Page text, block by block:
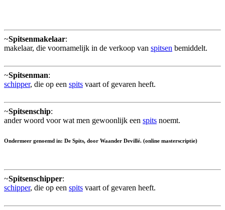
~Spitsenmakelaar:
makelaar, die voornamelijk in de verkoop van spitsen bemiddelt.
~Spitsenman:
schipper, die op een spits vaart of gevaren heeft.
~Spitsenschip:
ander woord voor wat men gewoonlijk een spits noemt.
Ondermeer genoemd in: De Spits, door Waander Devillé. (online masterscriptie)
~Spitsenschipper:
schipper, die op een spits vaart of gevaren heeft.